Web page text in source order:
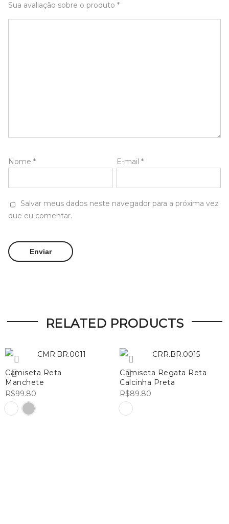
Sua avaliação sobre o produto *
Nome * E-mail*
Salvar meus dados neste navegador para a próxima vez
que eu comentar.
RELATED PRODUCTS
Camiseta Reta
Manchete
R$99.80
Camiseta Regata Reta
Calcinha Preta
R$89.80